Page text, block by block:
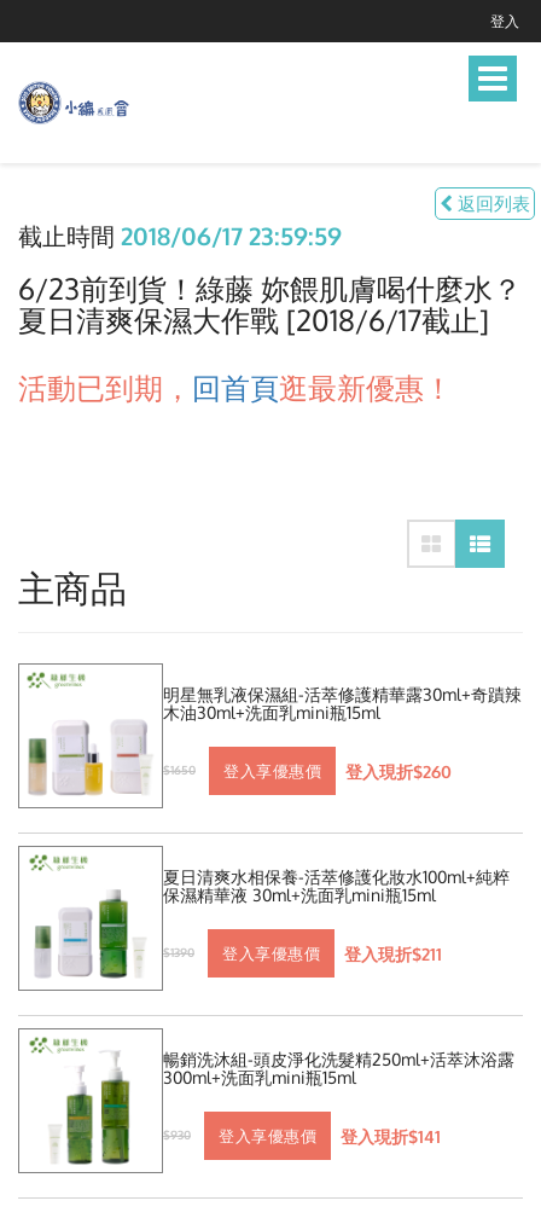
登入
Toggle
返回列表
截止時間 2018/06/17 23:59:59
6/23前到貨！綠藤 妳餵肌膚喝什麼水？
夏日清爽保濕大作戰 [2018/6/17截止]
活動已到期， 回首頁逛最新優惠！
主商品
明星無乳液保濕組-活萃修護精華露30ml+奇蹟辣
木油30ml+洗面乳mini瓶15ml
$1650 登入享優惠價 登入現折$260
夏日清爽水相保養-活萃修護化妝水100ml+純粹
保濕精華液 30ml+洗面乳mini瓶15ml
$1390 登入享優惠價 登入現折$211
暢銷洗沐組-頭皮淨化洗髮精250ml+活萃沐浴露
300ml+洗面乳mini瓶15ml
$930 登入享優惠價 登入現折$141